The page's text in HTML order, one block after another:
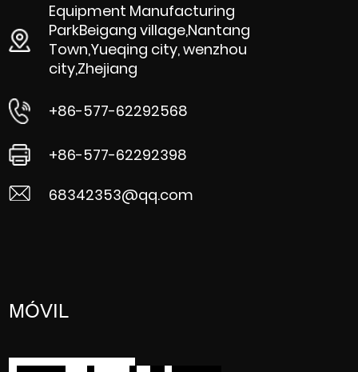
Equipment Manufacturing
ParkBeigang village,Nantang
Town,Yueqing city, wenzhou
city,Zhejiang
+86-577-62292568
+86-577-62292398
68342353@qq.com
MÓVIL